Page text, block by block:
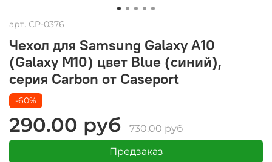
арт. CP-0376
Чехол для Samsung Galaxy A10
(Galaxy M10) цвет Blue (синий),
серия Carbon от Caseport
-60%
290.00 руб
730.00 руб
Предзаказ